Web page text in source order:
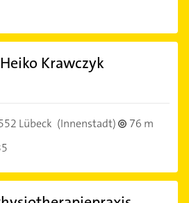
Krawczyk
Lübeck (Innenstadt)
76 m